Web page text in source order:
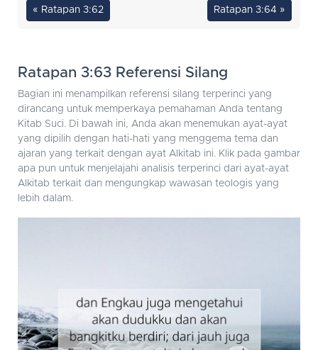
« Ratapan 3:62 Ratapan 3:64 »
Ratapan 3:63 Referensi Silang
Bagian ini menampilkan referensi silang terperinci yang
dirancang untuk memperkaya pemahaman Anda tentang
Kitab Suci. Di bawah ini, Anda akan menemukan ayat-ayat
yang dipilih dengan hati-hati yang menggema tema dan
ajaran yang terkait dengan ayat Alkitab ini. Klik pada gambar
apa pun untuk menjelajahi analisis terperinci dari ayat-ayat
Alkitab terkait dan mengungkap wawasan teologis yang
lebih dalam.